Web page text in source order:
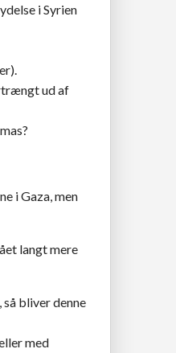
i Syrien
ud af
i Gaza, men
langt mere
bliver denne
med